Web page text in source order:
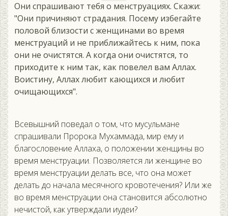
Они спрашивают тебя о менструациях. Скажи:
"Они причиняют страдания. Посему избегайте
половой близости с женщинами во время
менструаций и не приближайтесь к ним, пока
они не очистятся. А когда они очистятся, то
приходите к ним так, как повелел вам Аллах.
Воистину, Аллах любит кающихся и любит
очищающихся".
Всевышний поведал о том, что мусульмане
спрашивали Пророка Мухаммада, мир ему и
благословение Аллаха, о положении женщины во
время менструации. Позволяется ли женщине во
время менструации делать все, что она может
делать до начала месячного кровотечения? Или же
во время менструации она становится абсолютно
нечистой, как утверждали иудеи?